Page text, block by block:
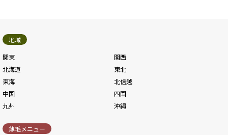
地域
関東
関西
北海道
東北
東海
北信越
中国
四国
九州
沖縄
薄毛メニュー